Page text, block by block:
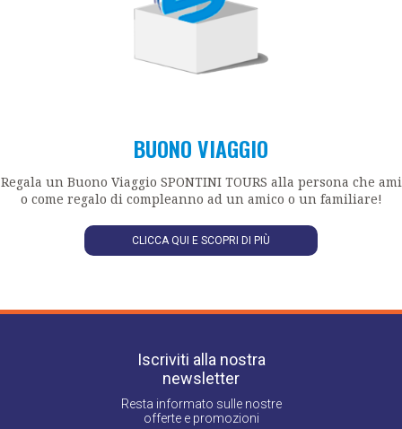
BUONO VIAGGIO
Regala un Buono Viaggio SPONTINI TOURS alla persona che ami
o come regalo di compleanno ad un amico o un familiare!
CLICCA QUI E SCOPRI DI PIÙ
Iscriviti alla nostra
newsletter
Resta informato sulle nostre
offerte e promozioni